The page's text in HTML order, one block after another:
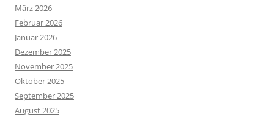
März 2026
Februar 2026
Januar 2026
Dezember 2025
November 2025
Oktober 2025
September 2025
August 2025